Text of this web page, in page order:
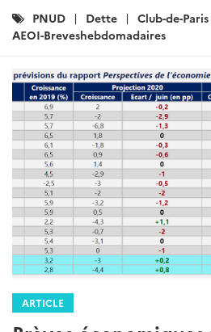
Catégories
:
PNUD Dette Club-de-Paris
AEOI-Breveshebdomadaires
ARTICLE